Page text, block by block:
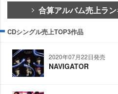
合算アルバム売上ラ
CDシングル売上TOP3作品
2020年07月22日発売
NAVIGATOR